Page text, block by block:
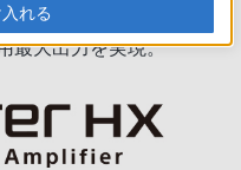
、バランス接続時には
最大出力を実現。
れる